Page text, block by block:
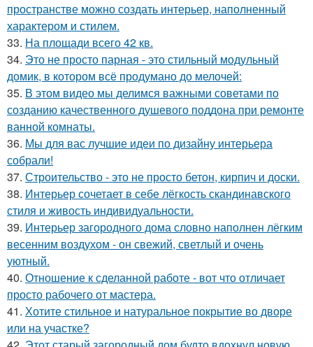
пространстве можно создать интерьер, наполненный
характером и стилем.
33. На площади всего 42 кв.
34. Это не просто парная - это стильный модульный
домик, в котором всё продумано до мелочей:
35. В этом видео мы делимся важными советами по
созданию качественного душевого поддона при ремонте
ванной комнаты.
36. Мы для вас лучшие идеи по дизайну интерьера
собрали!
37. Строительство - это не просто бетон, кирпич и доски.
38. Интерьер сочетает в себе лёгкость скандинавского
стиля и живость индивидуальности.
39. Интерьер загородного дома словно наполнен лёгким
весенним воздухом - он свежий, светлый и очень
уютный.
40. Отношение к сделанной работе - вот что отличает
просто рабочего от мастера.
41. Хотите стильное и натуральное покрытие во дворе
или на участке?